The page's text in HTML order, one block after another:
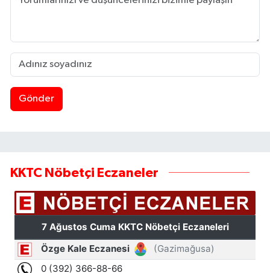
Gönder
KKTC Nöbetçi Eczaneler